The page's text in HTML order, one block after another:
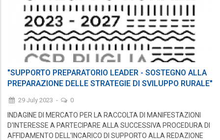
"SUPPORTO PREPARATORIO LEADER - SOSTEGNO ALLA
PREPARAZIONE DELLE STRATEGIE DI SVILUPPO RURALE"
29 July 2023 - 0
INDAGINE DI MERCATO PER LA RACCOLTA DI MANIFESTAZIONI
D'INTERESSE A PARTECIPARE ALLA SUCCESSIVA PROCEDURA DI
AFFIDAMENTO DELL'INCARICO DI SUPPORTO ALLA REDAZIONE